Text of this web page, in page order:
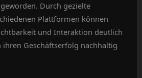
Durch gezielte
Plattformen können
und Interaktion deutlich
Geschäftserfolg nachhaltig